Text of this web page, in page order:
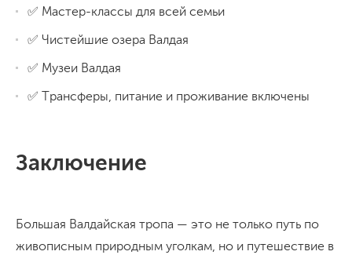
✅ Мастер-классы для всей семьи
✅ Чистейшие озера Валдая
✅ Музеи Валдая
✅ Трансферы, питание и проживание включены
Заключение
Большая Валдайская тропа — это не только путь по
живописным природным уголкам, но и путешествие в